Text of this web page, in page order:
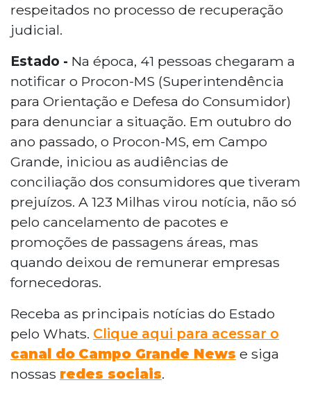
respeitados no processo de recuperação
judicial.
Estado - Na época, 41 pessoas chegaram a
notificar o Procon-MS (Superintendência
para Orientação e Defesa do Consumidor)
para denunciar a situação. Em outubro do
ano passado, o Procon-MS, em Campo
Grande, iniciou as audiências de
conciliação dos consumidores que tiveram
prejuízos. A 123 Milhas virou notícia, não só
pelo cancelamento de pacotes e
promoções de passagens áreas, mas
quando deixou de remunerar empresas
fornecedoras.
Receba as principais notícias do Estado
pelo Whats. Clique aqui para acessar o
canal do Campo Grande News e siga
nossas redes sociais.